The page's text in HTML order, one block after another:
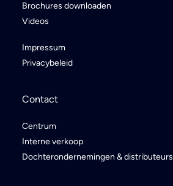
Brochures downloaden
Videos
Impressum
Privacybeleid
Contact
Centrum
Interne verkoop
Dochterondernemingen & distributeurs